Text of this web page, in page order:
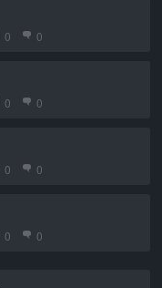
0 0
0 0
0 0
0 0